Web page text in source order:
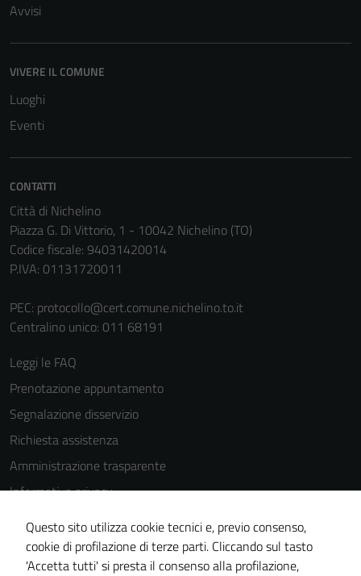
Avvisi
VIVERE IL COMUNE
Luoghi
Eventi
CONTATTI
Città di Nichelino
Piazza G. Di Vittorio, 1 - 10042 Nichelino (TO)
Codice fiscale: 94031420014
P.IVA: 01131720011
PEC: protocollo@cert.comune.nichelino.to.it
Centralino unico: 011 68191
Leggi le FAQ
Prenotazione appuntamento
Segnalazione disservizio
Richiesta assistenza
Amministrazione trasparente
Informativa privacy
Cookie Policy
Note legali
Dichiarazione di accessibilità
Questo sito utilizza cookie tecnici e, previo consenso,
cookie di profilazione di terze parti. Cliccando sul tasto
'Accetta tutti' si presta il consenso alla profilazione,
disabilitati.
non raccolgono
informazioni
personali.